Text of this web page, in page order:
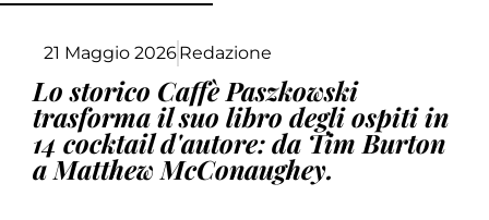
21 Maggio 2026Redazione
Lo storico Caffè Paszkowski
trasforma il suo libro degli ospiti in
14 cocktail d'autore: da Tim Burton
a Matthew McConaughey.